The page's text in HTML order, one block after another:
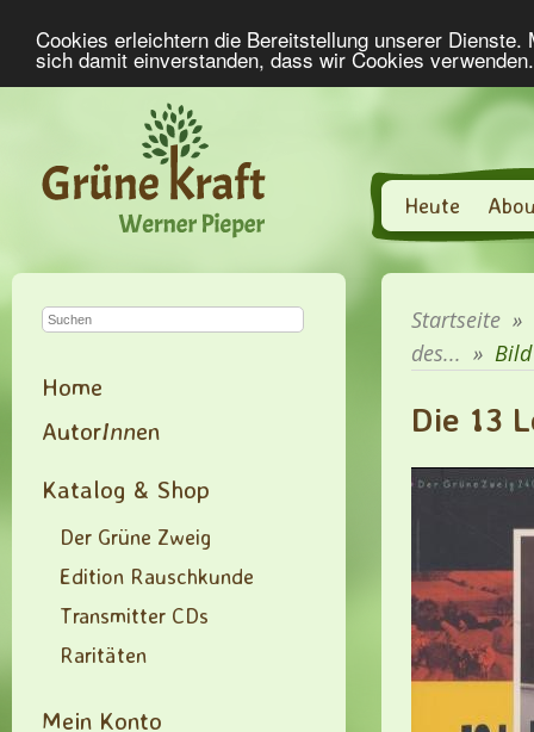
Cookies erleichtern die Bereitstellung unserer
sich damit einverstanden, dass wir Cookies
Heute
Home
AutorInnen
Katalog & Shop
Der Grüne Zweig
Edition Rauschkunde
Transmitter CDs
Raritäten
Mein Konto
Startseite »
des... » Bild
Die 13